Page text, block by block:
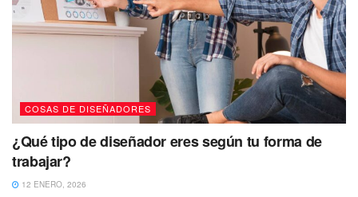
COSAS DE DISEÑADORES
¿Qué tipo de diseñador eres según tu forma de
trabajar?
12 ENERO, 2026